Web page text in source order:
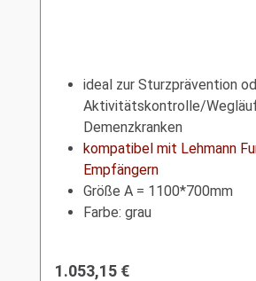
ideal zur Sturzprävention
Aktivitätskontrolle/
Demenzkranken
kompatibel mit Lehmann
Empfängern
Größe A = 1100*700mm
Farbe: grau
Regulärer Preis:
1.053,15 €